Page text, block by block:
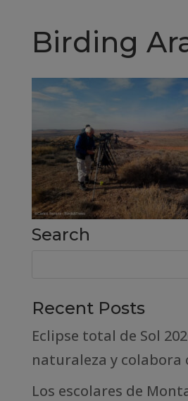
Birding
Search
Recent Posts
Eclipse total de Sol
naturaleza y colabora
Los escolares de